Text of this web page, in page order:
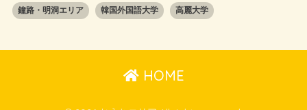
鐘路・明洞エリア 韓国外国語大学 高麗大学
HOME